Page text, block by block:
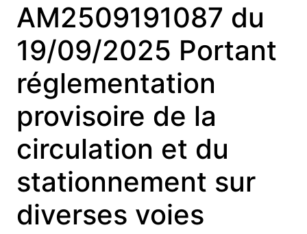
AM2509191087 du
19/09/2025 Portant
réglementation
provisoire de la
circulation et du
stationnement sur
diverses voies